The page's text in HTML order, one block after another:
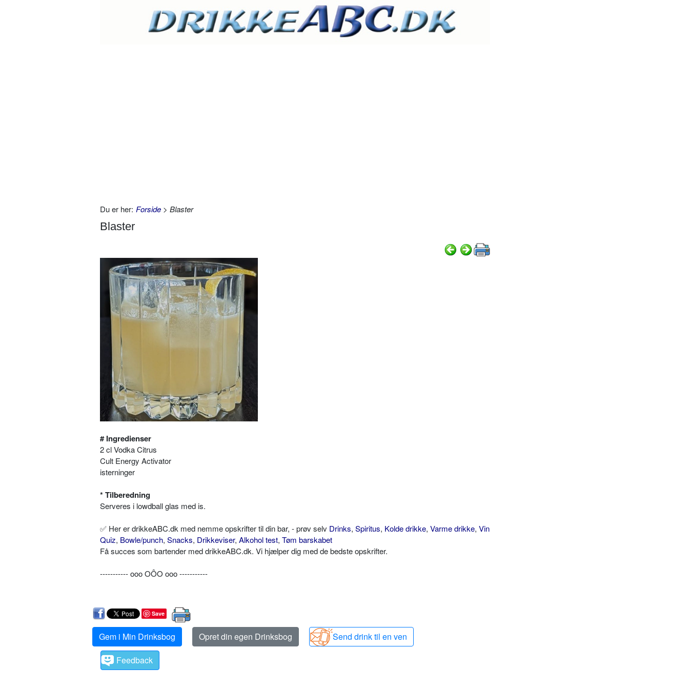
Du er her: Forside > Blaster
Blaster
# Ingredienser
2 cl Vodka Citrus
Cult Energy Activator
isterninger
* Tilberedning
Serveres i lowdball glas med is.
✅ Her er drikkeABC.dk med nemme opskrifter til din bar, - prøv selv Drinks, Spiritus, Kolde drikke, Varme drikke, Vin
Quiz, Bowle/punch, Snacks, Drikkeviser, Alkohol test, Tøm barskabet
Få succes som bartender med drikkeABC.dk. Vi hjælper dig med de bedste opskrifter.
----------- ooo OÔO ooo -----------
Save
Gem i Min Drinksbog Opret din egen Drinksbog
Send drink til en ven
Feedback